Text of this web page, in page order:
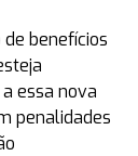
benefícios
essa nova
penalidades